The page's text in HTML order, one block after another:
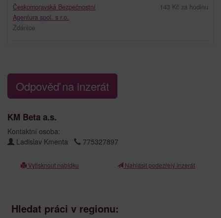
Českomoravská Bezpečnostní
Agentura spol. s r.o.
Ždánice
143 Kč za hodinu
Odpověď na inzerát
KM Beta a.s.
Kontaktní osoba:
Ladislav Kmenta
775327897
Vytisknout nabídku Nahlásit podezřelý inzerát
Hledat práci v regionu: